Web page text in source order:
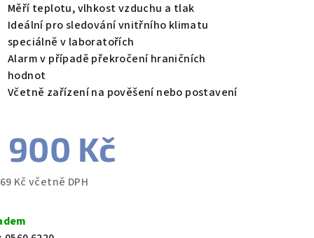
Měří teplotu, vlhkost vzduchu a tlak
Ideální pro sledování vnitřního klimatu
speciálně v laboratořích
Alarm v případě překročení hraničních
hodnot
Včetně zařízení na pověšení nebo postavení
900 Kč
Kč včetně DPH